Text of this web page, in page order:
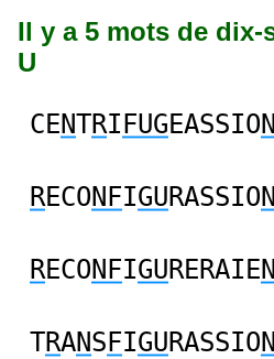
Il y a 5 mots de dix-
U
CENTRI FUGEASSION
RECONFIGURASSION
RECONFIGURERAIEN
TRANS FIGURASSION